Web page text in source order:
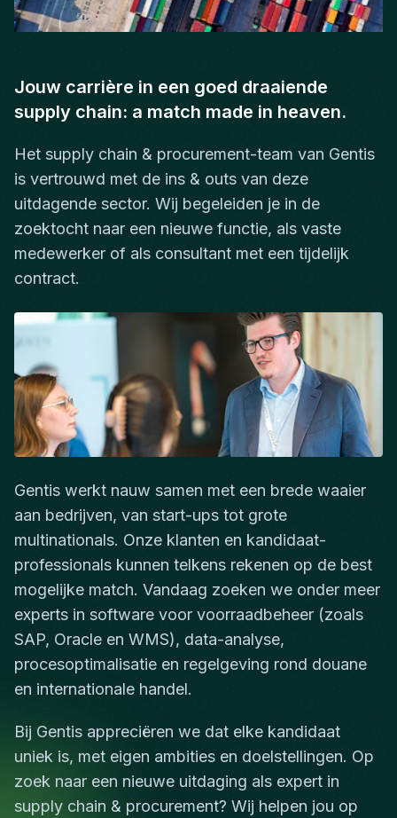
Jouw carrière in een goed draaiende
supply chain: a match made in heaven.
Het supply chain & procurement-team van Gentis
is vertrouwd met de ins & outs van deze
uitdagende sector. Wij begeleiden je in de
zoektocht naar een nieuwe functie, als vaste
medewerker of als consultant met een tijdelijk
contract.
Gentis werkt nauw samen met een brede waaier
aan bedrijven, van start-ups tot grote
multinationals. Onze klanten en kandidaat-
professionals kunnen telkens rekenen op de best
mogelijke match. Vandaag zoeken we onder meer
experts in software voor voorraadbeheer (zoals
SAP, Oracle en WMS), data-analyse,
procesoptimalisatie en regelgeving rond douane
en internationale handel.
Bij Gentis appreciëren we dat elke kandidaat
uniek is, met eigen ambities en doelstellingen. Op
zoek naar een nieuwe uitdaging als expert in
supply chain & procurement? Wij helpen jou op